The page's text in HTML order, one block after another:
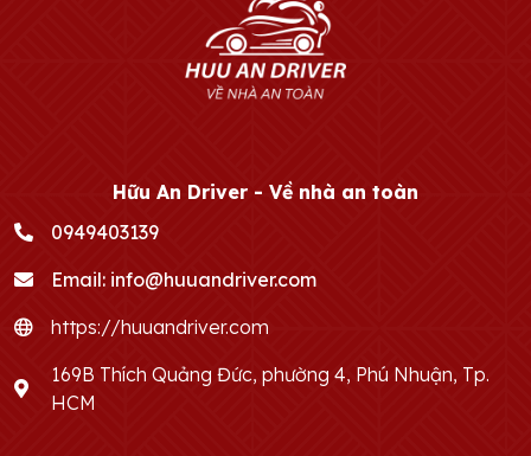
Hữu An Driver - Về nhà an toàn
0949403139
Email: info@huuandriver.com
https://huuandriver.com
169B Thích Quảng Đức, phường 4, Phú Nhuận, Tp.
HCM